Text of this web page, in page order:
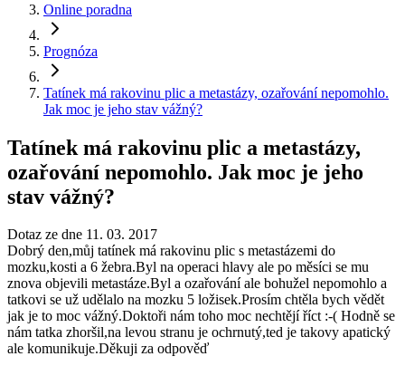
Online poradna
Prognóza
Tatínek má rakovinu plic a metastázy, ozařování nepomohlo.
Jak moc je jeho stav vážný?
Tatínek má rakovinu plic a metastázy,
ozařování nepomohlo. Jak moc je jeho
stav vážný?
Dotaz ze dne 11. 03. 2017
Dobrý den,můj tatínek má rakovinu plic s metastázemi do
mozku,kosti a 6 žebra.Byl na operaci hlavy ale po měsíci se mu
znova objevili metastáze.Byl a ozařování ale bohužel nepomohlo a
tatkovi se už udělalo na mozku 5 ložisek.Prosím chtěla bych vědět
jak je to moc vážný.Doktoři nám toho moc nechtějí říct :-( Hodně se
nám tatka zhoršil,na levou stranu je ochrnutý,ted je takovy apatický
ale komunikuje.Děkuji za odpověď